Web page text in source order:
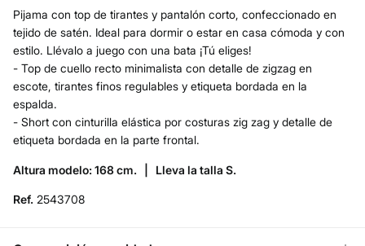
Pijama con top de tirantes y pantalón corto, confeccionado en
tejido de satén. Ideal para dormir o estar en casa cómoda y con
estilo. Llévalo a juego con una bata ¡Tú eliges!
- Top de cuello recto minimalista con detalle de zigzag en
escote, tirantes finos regulables y etiqueta bordada en la
espalda.
- Short con cinturilla elástica por costuras zig zag y detalle de
etiqueta bordada en la parte frontal.
Altura modelo: 168 cm. | Lleva la talla S.
Ref. 2543708